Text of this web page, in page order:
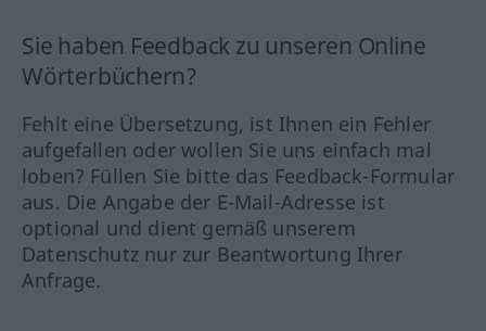
Sie haben Feedback zu unseren Online
Wörterbüchern?
Fehlt eine Übersetzung, ist Ihnen ein Fehler
aufgefallen oder wollen Sie uns einfach mal
loben? Füllen Sie bitte das Feedback-Formular
aus. Die Angabe der E-Mail-Adresse ist
optional und dient gemäß unserem
Datenschutz nur zur Beantwortung Ihrer
Anfrage.